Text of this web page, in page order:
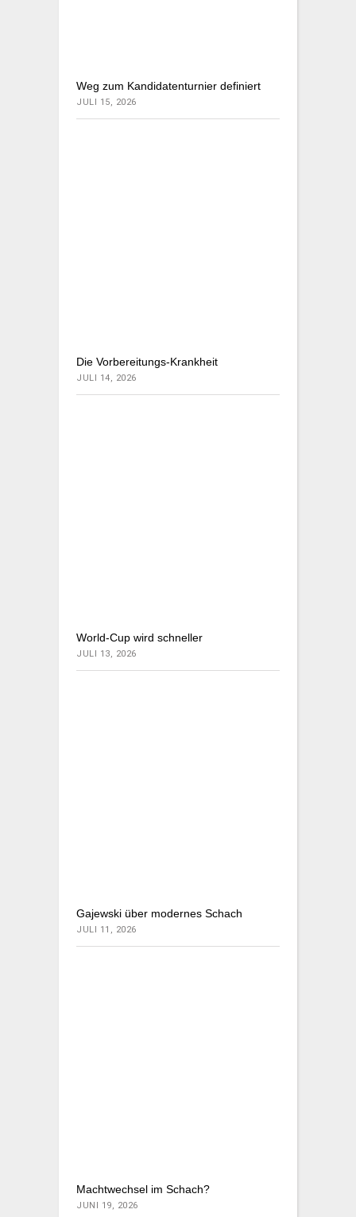
Weg zum Kandidatenturnier definiert
JULI 15, 2026
Die Vorbereitungs-Krankheit
JULI 14, 2026
World-Cup wird schneller
JULI 13, 2026
Gajewski über modernes Schach
JULI 11, 2026
Machtwechsel im Schach?
JUNI 19, 2026